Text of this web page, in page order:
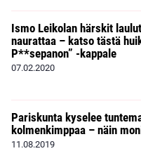
Ismo Leikolan härskit
naurattaa – katso tästä
P**sepanon” -kappale
07.02.2020
Pariskunta kyselee
kolmenkimppaa – näin
11.08.2019